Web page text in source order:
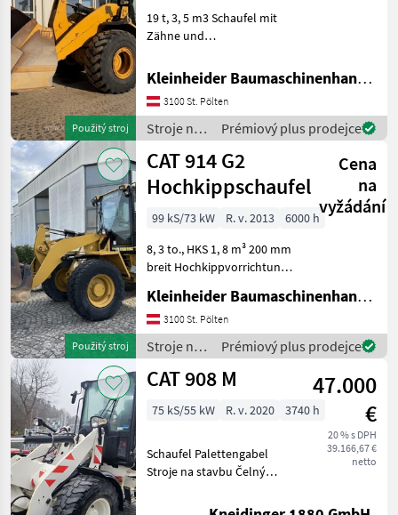
Použitý stroj
19 t, 3, 5 m3 Schaufel mit
Zähne und
Command steer. Klima,
Lastdämpfung,
Zentralschmierung, sehr
gepflegter Zustand,
deutsche Straßenzulassung
Str
Kleinheider Baumaschinenhandel GmbH.
3100 St. Pölten
Stroje na
stavbu /
CAT
Prémiový plus prodejce
Použitý stroj
CAT 914 G2
Hochkippschaufel
Cena
na
vyžádání
99 kS/73 kW R. v. 2013
6000 h
8, 3 to., HKS 1, 8 m³ 200 mm
breit Hochkippvorrichtung,
Zentralschmieranlage,
Heizung Stroje na stavbu
Čelný nakladač
Kleinheider Baumaschinenhandel GmbH.
3100 St. Pölten
Stroje na
stavbu /
CAT
Prémiový plus prodejce
CAT 908 M
47.000
€
20 % s DPH
39.166,67 €
netto
75 kS/55 kW R. v. 2020 3740 h
Schaufel Palettengabel
Stroje na stavbu Čelný